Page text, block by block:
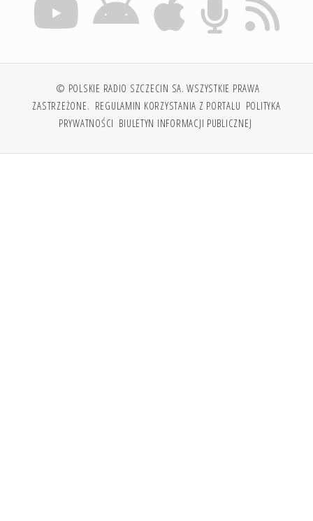
© POLSKIE RADIO SZCZECIN SA. WSZYSTKIE PRAWA
ZASTRZEŻONE. REGULAMIN KORZYSTANIA Z PORTALU POLITYKA
PRYWATNOŚCI BIULETYN INFORMACJI PUBLICZNEJ